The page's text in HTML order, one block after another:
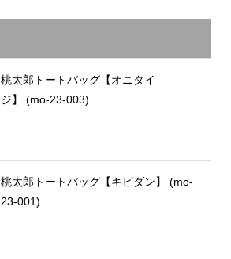
桃太郎トートバッグ【オニタイ
ジ】 (mo-23-003)
桃太郎トートバッグ【キビダン】 (mo-
23-001)